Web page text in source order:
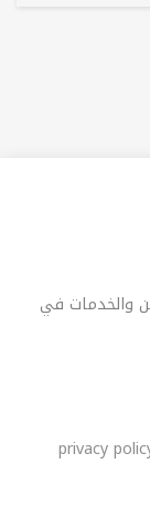
والخدمات في
privacy